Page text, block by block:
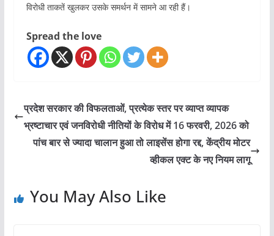
विरोधी ताकतें खुलकर उसके समर्थन में सामने आ रही हैं।
Spread the love
प्रदेश सरकार की विफलताओं, प्रत्येक स्तर पर व्याप्त व्यापक
भ्रष्टाचार एवं जनविरोधी नीतियों के विरोध में 16 फरवरी, 2026 को
पांच बार से ज्यादा चालान हुआ तो लाइसेंस होगा रद्द, केंद्रीय मोटर
व्हीकल एक्ट के नए नियम लागू
You May Also Like